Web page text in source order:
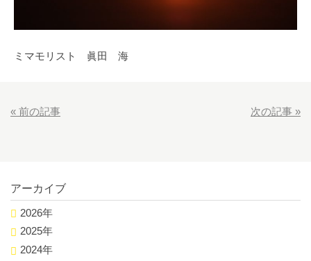
ミマモリスト 眞田 海
« 前の記事 次の記事 »
アーカイブ
2026年
2025年
2024年